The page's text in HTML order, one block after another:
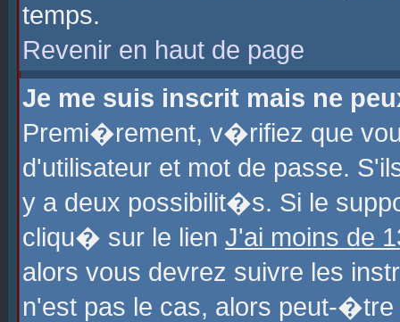
temps.
Revenir en haut de page
Je me suis inscrit mais ne
Premi�rement, v�rifiez que
d'utilisateur et mot de passe.
y a deux possibilit�s. Si le
cliqu� sur le lien J'ai moins de
alors vous devrez suivre les
n'est pas le cas, alors peut-